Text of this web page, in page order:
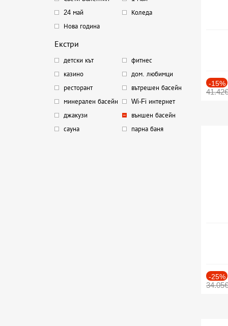
24 май
Коледа
Нова година
Екстри
детски кът
фитнес
казино
дом. любимци
ресторант
вътрешен басейн
минерален басейн
Wi-Fi интернет
джакузи
външен басейн
сауна
парна баня
-15%
41.42€
-25%
34.05€